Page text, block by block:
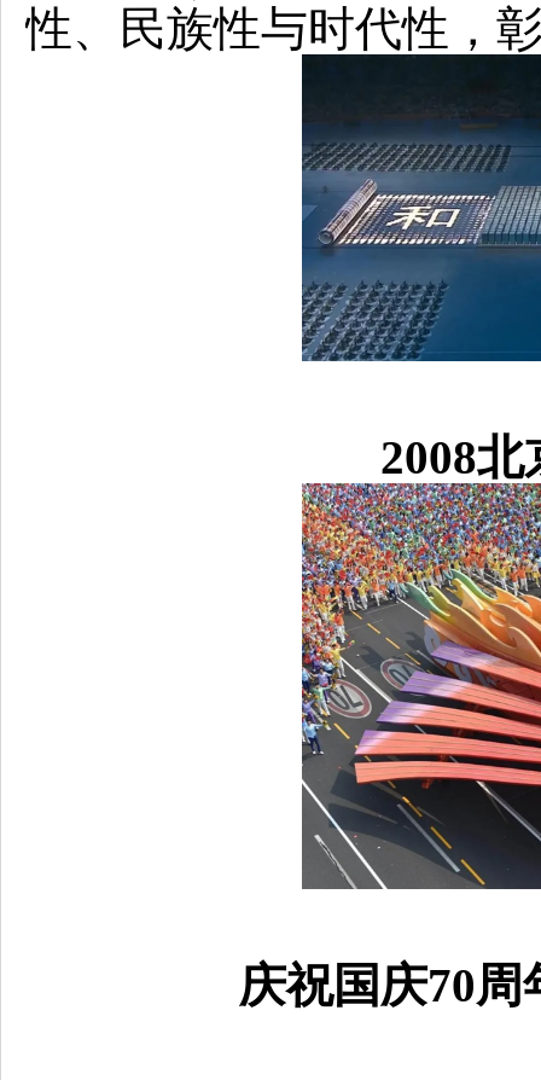
性、民族性与时代性，
2008
庆祝国庆70